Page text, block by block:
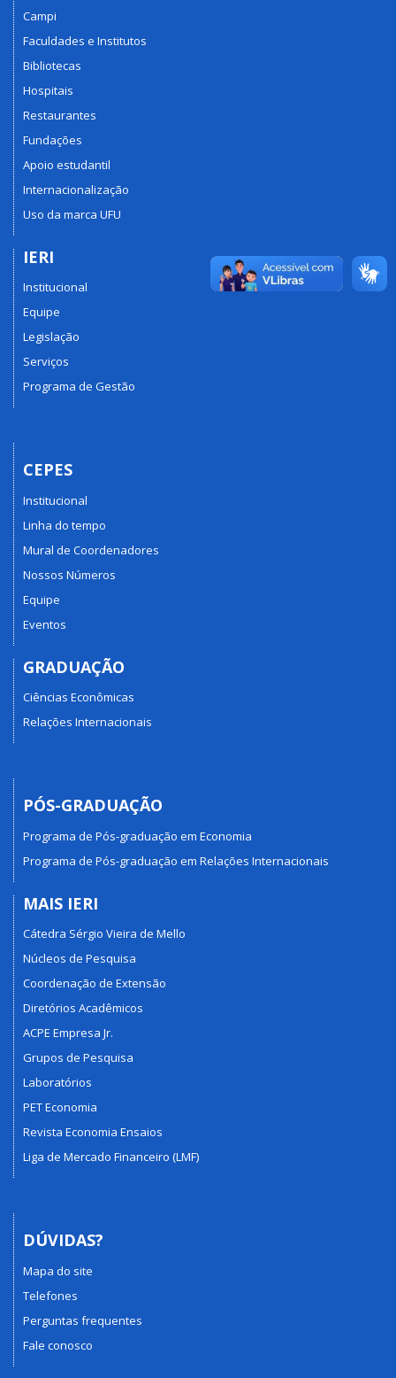
Campi
Faculdades e Institutos
Bibliotecas
Hospitais
Restaurantes
Fundações
Apoio estudantil
Internacionalização
Uso da marca UFU
IERI
Institucional
Equipe
Legislação
Serviços
Programa de Gestão
CEPES
Institucional
Linha do tempo
Mural de Coordenadores
Nossos Números
Equipe
Eventos
GRADUAÇÃO
Ciências Econômicas
Relações Internacionais
PÓS-GRADUAÇÃO
Programa de Pós-graduação em Economia
Programa de Pós-graduação em Relações Internacionais
MAIS IERI
Cátedra Sérgio Vieira de Mello
Núcleos de Pesquisa
Coordenação de Extensão
Diretórios Acadêmicos
ACPE Empresa Jr.
Grupos de Pesquisa
Laboratórios
PET Economia
Revista Economia Ensaios
Liga de Mercado Financeiro (LMF)
DÚVIDAS?
Mapa do site
Telefones
Perguntas frequentes
Fale conosco